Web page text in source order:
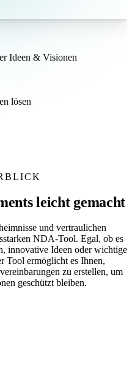
Ideen & Visionen
lösen
leicht gemacht
und vertraulichen
NDA-Tool. Egal, ob es
innovative Ideen oder wichtige
Tool ermöglicht es Ihnen,
zu erstellen, um
geschützt bleiben.